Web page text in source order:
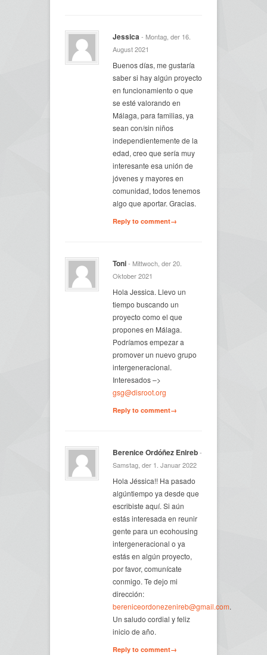
Jessica- Montag, der 16.
August 2021
Buenos días, me gustaría
saber si hay algún proyecto
en funcionamiento o que
se esté valorando en
Málaga, para familias, ya
sean con/sin niños
independientemente de la
edad, creo que sería muy
interesante esa unión de
jóvenes y mayores en
comunidad, todos tenemos
algo que aportar. Gracias.
Reply to comment→
Toni- Mittwoch, der 20.
Oktober 2021
Hola Jessica. Llevo un
tiempo buscando un
proyecto como el que
propones en Málaga.
Podríamos empezar a
promover un nuevo grupo
intergeneracional.
Interesados –>
gsg@disroot.org
Reply to comment→
Berenice Ordóñez Enireb-
Samstag, der 1. Januar 2022
Hola Jéssica!! Ha pasado
algúntiempo ya desde que
escribiste aquí. Si aún
estás interesada en reunir
gente para un ecohousing
intergeneracional o ya
estás en algún proyecto,
por favor, comunícate
conmigo. Te dejo mi
dirección:
bereniceordonezenireb@gmail.com.
Un saludo cordial y feliz
inicio de año.
Reply to comment→